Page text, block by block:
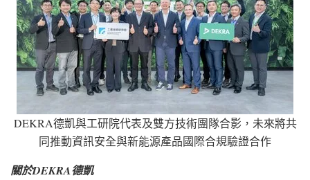
DEKRA德凱與工研院代表及雙方技術團隊合影，未來將共
同推動資訊安全與新能源產品國際合規驗證合作
關於DEKRA德凱